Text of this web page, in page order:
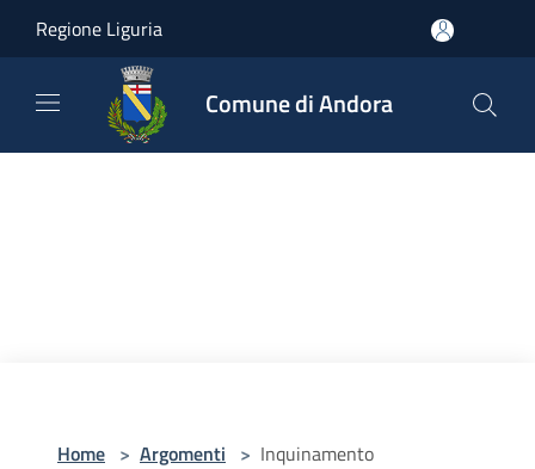
Regione Liguria
Comune di Andora
Home > Argomenti > Inquinamento